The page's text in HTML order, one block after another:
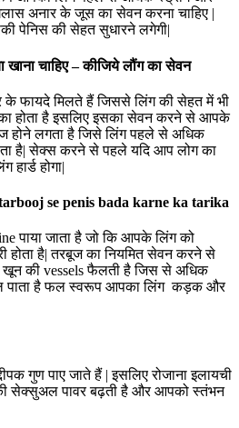
अनार के जूस का सेवन करना चाहिए |
पेनिस की सेहत सुधारने लगेगी|
चाहिए – कीजिये लौंग का सेवन
फायदे मिलते हैं जिससे लिंग की सेहत में भी
का होता है इसलिए इसका सेवन करने से आपके
होने लगता है जिसे लिंग पहले से अधिक
है| सेक्स करने से पहले यदि आप लोग का
होगा|
se penis bada karne ka tarika
पाया जाता है जो कि आपके लिंग को
है| तरबूज का नियमित सेवन करने से
खून की vessels फैलती है जिस से अधिक
पाता है फल स्वरूप आपका लिंग कड़क और
गुण पाए जाते हैं | इसलिए रोजाना इलायची
सेक्सुअल पावर बढ़ती है और आपको स्तंभन